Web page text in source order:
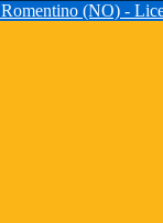
Romentino (NO) -